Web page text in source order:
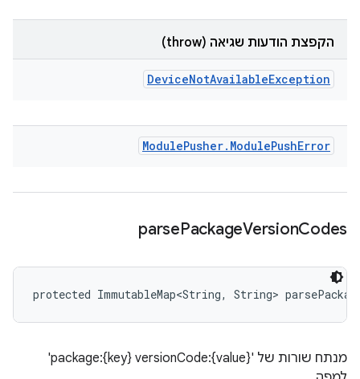
הקפצת הודעות שגיאה (throw)
DeviceNotAvailableException
ModulePusher. ModulePushError
parsePackageVersionCodes
protected ImmutableMap<String, String>
מנתח שורות של 'package:{key} versionCode:{value}'